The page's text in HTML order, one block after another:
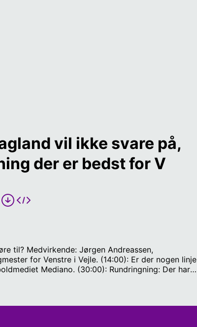
vil ikke svare på,
der er bedst for V
til? Medvirkende: Jørgen Andreassen,
for Venstre i Vejle. (14:00): Er der nogen linje
Mediano. (30:00): Rundringning: Der har
Bent Meier Sørensen, professor i